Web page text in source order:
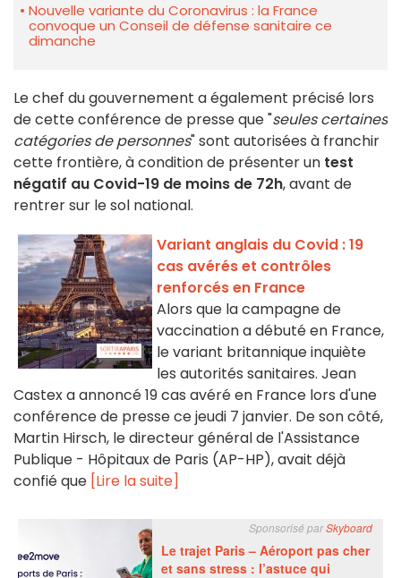
Nouvelle variante du Coronavirus : la France
convoque un Conseil de défense sanitaire ce
dimanche
Le chef du gouvernement a également précisé lors
de cette conférence de presse que "seules certaines
catégories de personnes" sont autorisées à franchir
cette frontière, à condition de présenter un test
négatif au Covid-19 de moins de 72h, avant de
rentrer sur le sol national.
Variant anglais du Covid : 19
cas avérés et contrôles
renforcés en France
Alors que la campagne de
vaccination a débuté en France,
le variant britannique inquiète
les autorités sanitaires. Jean
Castex a annoncé 19 cas avéré en France lors d'une
conférence de presse ce jeudi 7 janvier. De son côté,
Martin Hirsch, le directeur général de l'Assistance
Publique - Hôpitaux de Paris (AP-HP), avait déjà
confié que [Lire la suite]